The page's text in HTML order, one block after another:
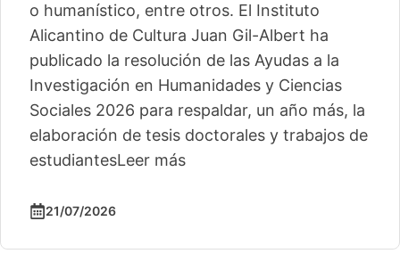
o humanístico, entre otros. El Instituto
Alicantino de Cultura Juan Gil-Albert ha
publicado la resolución de las Ayudas a la
Investigación en Humanidades y Ciencias
Sociales 2026 para respaldar, un año más, la
elaboración de tesis doctorales y trabajos de
estudiantesLeer más
21/07/2026